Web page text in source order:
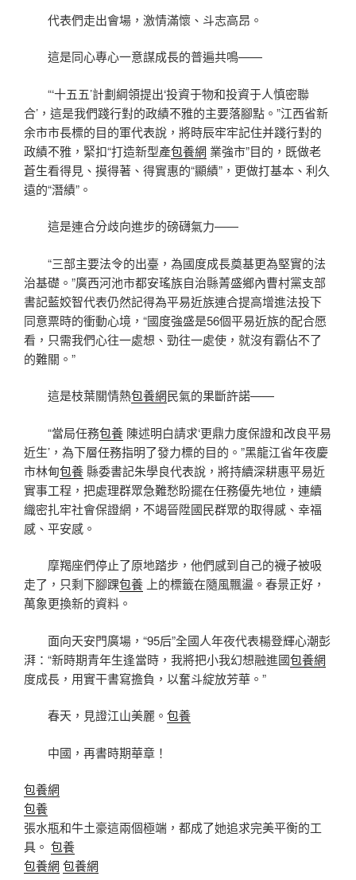
代表們走出會場，激情滿懷、斗志高昂。
這是同心專心一意謀成長的普遍共鳴——
“‘十五五’計劃綱領提出‘投資于物和投資于人慎密聯
合’，這是我們踐行對的政績不雅的主要落腳點。”江西省新
余市市長標的目的軍代表說，將時辰牢牢記住并踐行對的
政績不雅，緊扣“打造新型產包養網 業強市”目的，既做老
蒼生看得見、摸得著、得實惠的“顯績”，更做打基本、利久
遠的“潛績”。
這是連合分歧向進步的磅礴氣力——
“三部主要法令的出臺，為國度成長奠基更為堅實的法
治基礎。”廣西河池市都安瑤族自治縣菁盛鄉內曹村黨支部
書記藍姣智代表仍然記得為平易近族連合提高增進法投下
同意票時的衝動心境，“國度強盛是56個平易近族的配合愿
看，只需我們心往一處想、勁往一處使，就沒有霸佔不了
的難關。”
這是枝葉關情熱包養網民氣的果斷許諾——
“當局任務包養 陳述明白請求‘更鼎力度保證和改良平易
近生’，為下層任務指明了發力標的目的。”黑龍江省年夜慶
市林甸包養縣委書記朱學良代表說，將持續深耕惠平易近
實事工程，把處理群眾急難愁盼擺在任務優先地位，連續
織密扎牢社會保證網，不竭晉陞國民群眾的取得感、幸福
感、平安感。
摩羯座們停止了原地踏步，他們感到自己的襪子被吸
走了，只剩下腳踝包養 上的標籤在隨風飄盪。春景正好，
萬象更換新的資料。
面向天安門廣場，“95后”全國人年夜代表楊登輝心潮彭
湃：“新時期青年生逢當時，我將把小我幻想融進國包養網
度成長，用實干書寫擔負，以奮斗綻放芳華。”
春天，見證江山美麗。 包養
中國，再書時期華章！
包養網
包養
張水瓶和牛土豪這兩個極端，都成了她追求完美平衡的工
具。 包養
包養網 包養網